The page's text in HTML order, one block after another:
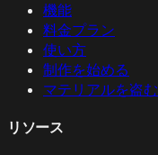
機能
料金プラン
使い方
制作を始める
マテリアルを盗む
リソース